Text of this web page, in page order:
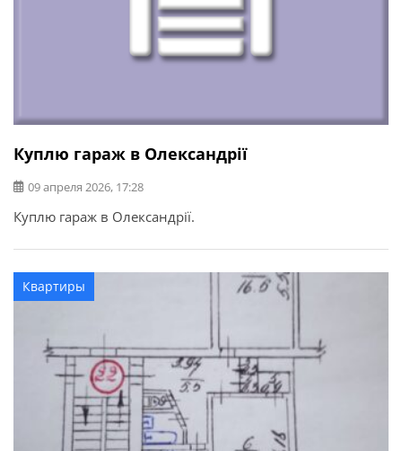
Куплю гараж в Олександрії
09 апреля 2026, 17:28
Куплю гараж в Олександрії.
Квартиры